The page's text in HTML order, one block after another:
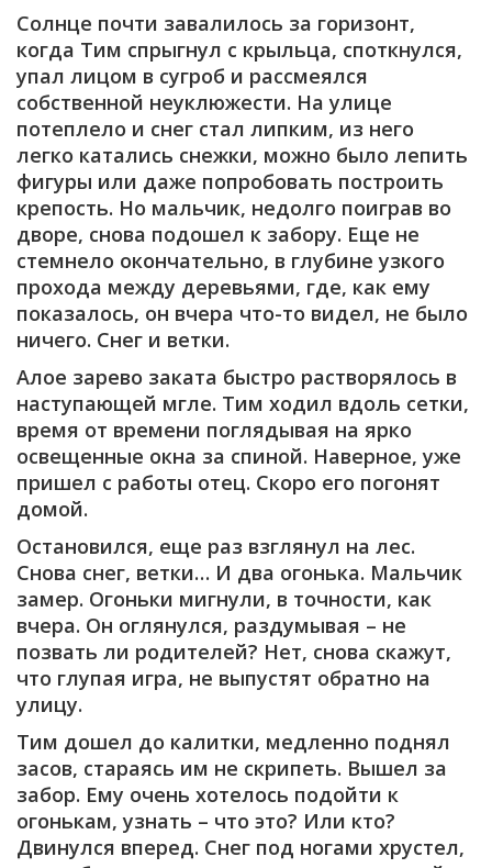
Солнце почти завалилось за горизонт,
когда Тим спрыгнул с крыльца, споткнулся,
упал лицом в сугроб и рассмеялся
собственной неуклюжести. На улице
потеплело и снег стал липким, из него
легко катались снежки, можно было лепить
фигуры или даже попробовать построить
крепость. Но мальчик, недолго поиграв во
дворе, снова подошел к забору. Еще не
стемнело окончательно, в глубине узкого
прохода между деревьями, где, как ему
показалось, он вчера что-то видел, не было
ничего. Снег и ветки.
Алое зарево заката быстро растворялось в
наступающей мгле. Тим ходил вдоль сетки,
время от времени поглядывая на ярко
освещенные окна за спиной. Наверное, уже
пришел с работы отец. Скоро его погонят
домой.
Остановился, еще раз взглянул на лес.
Снова снег, ветки… И два огонька. Мальчик
замер. Огоньки мигнули, в точности, как
вчера. Он оглянулся, раздумывая – не
позвать ли родителей? Нет, снова скажут,
что глупая игра, не выпустят обратно на
улицу.
Тим дошел до калитки, медленно поднял
засов, стараясь им не скрипеть. Вышел за
забор. Ему очень хотелось подойти к
огонькам, узнать – что это? Или кто?
Двинулся вперед. Снег под ногами хрустел,